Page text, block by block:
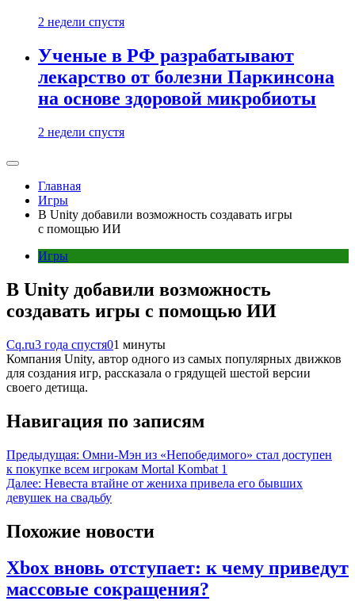
2 недели спустя
Ученые в РФ разрабатывают
лекарство от болезни Паркинсона
на основе здоровой микробиоты
2 недели спустя
Главная
Игры
В Unity добавили возможность создавать игры
с помощью ИИ
Игры
В Unity добавили возможность
создавать игры с помощью ИИ
Cq.ru3 года спустя01 минуты
Компания Unity, автор одного из самых популярных движков
для создания игр, рассказала о грядущей шестой версии
своего детища.
Навигация по записям
Предыдущая: Омни-Мэн из «Непобедимого» стал доступен
к покупке всем игрокам Mortal Kombat 1
Далее: Невеста втайне от жениха привела его бывших
девушек на свадьбу
Похожие новости
Xbox вновь отступает: к чему приведут
массовые сокращения?